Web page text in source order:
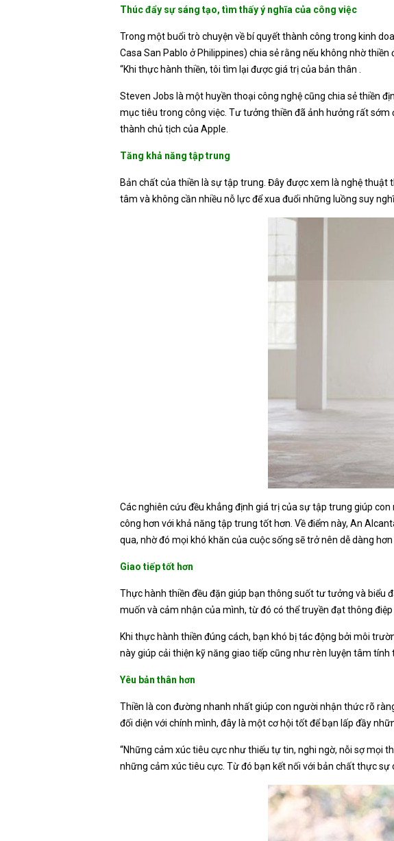
Thúc đẩy sự sáng tạo, tìm thấy ý nghĩa của công việc
Trong một buổi trò chuyện về bí quyết thành công trong kinh
Casa San Pablo ở Philippines) chia sẻ rằng nếu không nhờ
“Khi thực hành thiền, tôi tìm lại được giá trị của bản thân .
Steven Jobs là một huyền thoại công nghệ cũng chia sẻ thiền
mục tiêu trong công việc. Tư tưởng thiền đã ảnh hưởng rất
thành chủ tịch của Apple.
Tăng khả năng tập trung
Bản chất của thiền là sự tập trung. Đây được xem là nghệ
tâm và không cần nhiều nỗ lực để xua đuổi những luồng suy
Các nghiên cứu đều khẳng định giá trị của sự tập trung giúp
công hơn với khả năng tập trung tốt hơn. Về điểm này, An
qua, nhờ đó mọi khó khăn của cuộc sống sẽ trở nên dễ dàng hơn
Giao tiếp tốt hơn
Thực hành thiền đều đặn giúp bạn thông suốt tư tưởng và biểu
muốn và cảm nhận của mình, từ đó có thể truyền đạt thông
Khi thực hành thiền đúng cách, bạn khó bị tác động bởi môi
này giúp cải thiện kỹ năng giao tiếp cũng như rèn luyện tâm tính
Yêu bản thân hơn
Thiền là con đường nhanh nhất giúp con người nhận thức rõ
đối diện với chính mình, đây là một cơ hội tốt để bạn lấp đầy
“Những cảm xúc tiêu cực như thiếu tự tin, nghi ngờ, nỗi sợ mọi
những cảm xúc tiêu cực. Từ đó bạn kết nối với bản chất thực sự